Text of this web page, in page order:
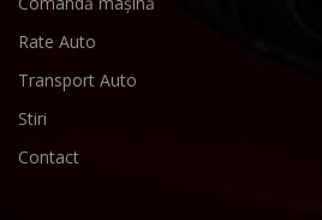
Rate Auto
Transport Auto
Stiri
Contact